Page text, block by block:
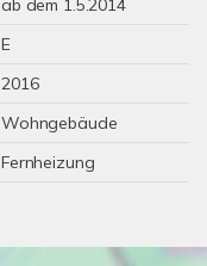
ab dem 1.5.2014
E
2016
Wohngebäude
Fernheizung